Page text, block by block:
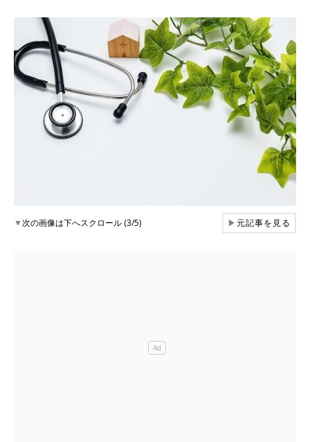
▼次の画像は下へスクロール (3/5) ▶元記事を見る